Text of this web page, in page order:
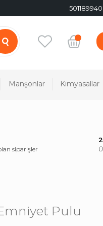
Manşonlar Kimyasallar
siparişler
Pulu